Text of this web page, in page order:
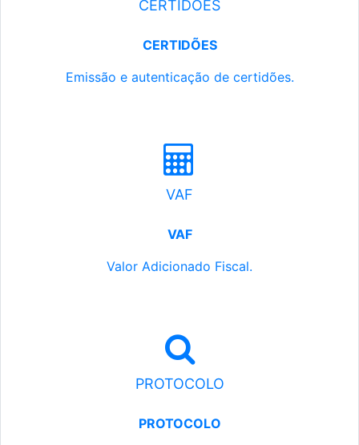
CERTIDÕES
CERTIDÕES
Emissão e autenticação de certidões.
VAF
VAF
Valor Adicionado Fiscal.
PROTOCOLO
PROTOCOLO